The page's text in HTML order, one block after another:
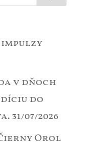
v dňoch
do
31/07/2026
Orol